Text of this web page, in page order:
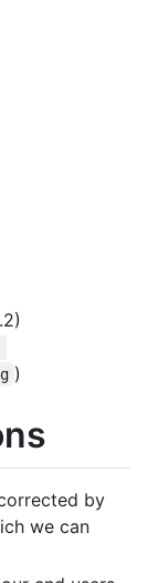
)
by
we can